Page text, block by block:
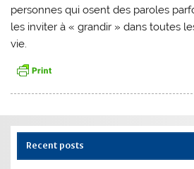
personnes qui osent des paroles
les inviter à « grandir » dans toutes
vie.
Recent posts